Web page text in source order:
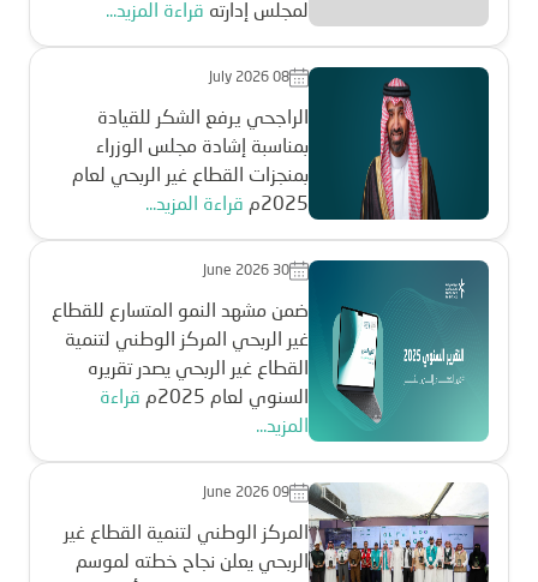
لمجلس إدارته قراءة المزيد...
July 2026 08
الراجحي يرفع الشكر للقيادة
بمناسبة إشادة مجلس الوزراء
بمنجزات القطاع غير الربحي لعام
2025م
قراءة المزيد...
June 2026 30
ضمن مشهد النمو المتسارع للقطاع
غير الربحي المركز الوطني لتنمية
القطاع غير الربحي يصدر تقريره
السنوي لعام 2025م
قراءة
المزيد...
June 2026 09
المركز الوطني لتنمية القطاع غير
الربحي يعلن نجاح خطته لموسم